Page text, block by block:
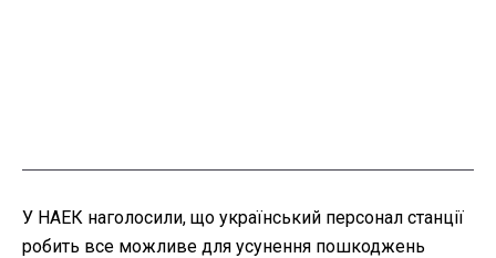
У НАЕК наголосили, що український персонал станції
робить все можливе для усунення пошкоджень